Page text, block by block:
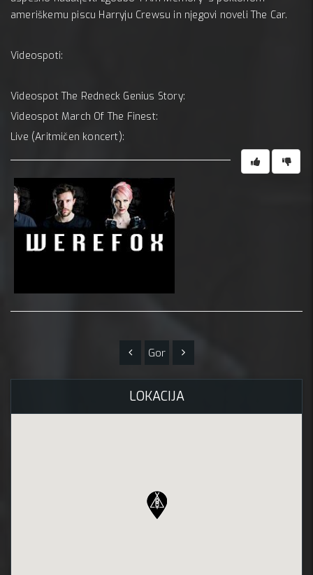
ameriškemu piscu Harryju Crewsu in njegovi noveli The Car.
Videospoti:
Videospot The Redneck Genius Story:
Videospot March Of The Finest:
Live (Aritmičen koncert):
Gor
LOKACIJA